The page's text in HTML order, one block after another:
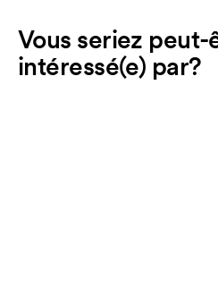
Vous seriez peut-
intéressé(e) par?